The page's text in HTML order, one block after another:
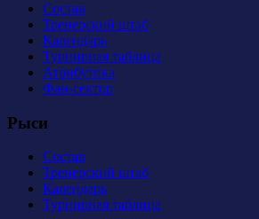
Состав
Тренерский штаб
Календарь
Турнирная таблица
Атрибутика
Фан-сектор
Рыси
Состав
Тренерский штаб
Календарь
Турнирная таблица